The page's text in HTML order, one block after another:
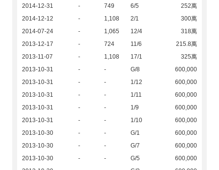
2014-12-31
- 749 6/5
252萬
2014-12-12
- 1,108 2/1
300萬
2014-07-24
- 1,065 12/4
318萬
2013-12-17
- 724 11/6
215.8萬
2013-11-07
- 1,108 17/1
325萬
2013-10-31
- - G/8
600,000
2013-10-31
- - 1/12
600,000
2013-10-31
- - 1/11
600,000
2013-10-31
- - 1/9
600,000
2013-10-31
- - 1/10
600,000
2013-10-30
- - G/1
600,000
2013-10-30
- - G/7
600,000
2013-10-30
- - G/5
600,000